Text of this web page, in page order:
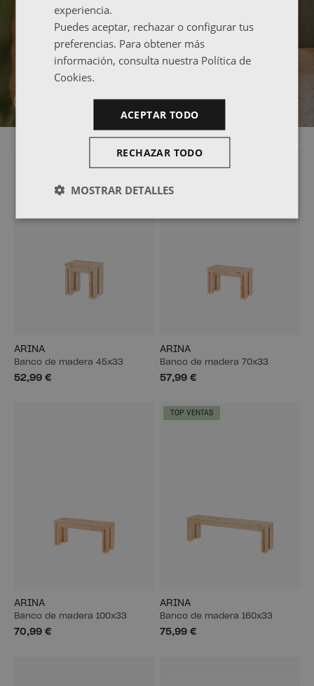
ESTANTERÍAS PARA TU COCINA
ARINA
Banco de madera 45x33
52,99 €
ARINA
Banco de madera 70x33
57,99 €
ARINA
Banco de madera 100x33
70,99 €
TOP VENTAS
ARINA
Banco de madera 160x33
75,99 €
experiencia.
Puedes aceptar, rechazar o configurar tus
preferencias. Para obtener más
información, consulta nuestra Política de
Cookies.
ACEPTAR TODO
RECHAZAR TODO
MOSTRAR DETALLES